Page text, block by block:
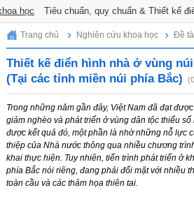
học Tiêu chuẩn, quy chuẩn & Thiết kế
Trang chủ Nghiên cứu khoa học Đề
Thiết kế điển hình nhà ở vùng
(Tại các tỉnh miền núi phía Bắc)
Trong những năm gần đây, Việt Nam đã đạt
giảm nghèo và phát triển ở vùng dân tộc thiểu
được kết quả đó, một phần là nhờ những nỗ lực
thiệp của Nhà nước thông qua nhiều chương
khai thực hiện. Tuy nhiên, tiến trình phát triển ở
phía Bắc nói riêng, đang phải đối mặt với nhiều
toàn cầu và các thảm họa thiên tai.